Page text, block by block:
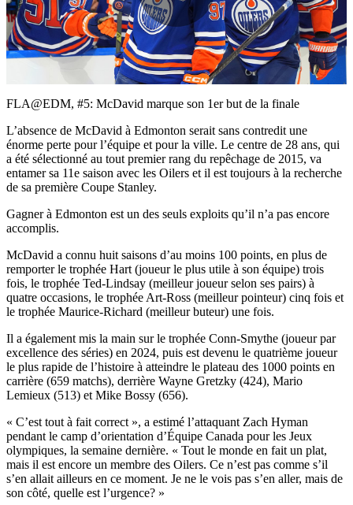
Play
Video
FLA@EDM, #5: McDavid marque son 1er but de la finale
L’absence de McDavid à Edmonton serait sans contredit une
énorme perte pour l’équipe et pour la ville. Le centre de 28 ans, qui
a été sélectionné au tout premier rang du repêchage de 2015, va
entamer sa 11e saison avec les Oilers et il est toujours à la recherche
de sa première Coupe Stanley.
Gagner à Edmonton est un des seuls exploits qu’il n’a pas encore
accomplis.
McDavid a connu huit saisons d’au moins 100 points, en plus de
remporter le trophée Hart (joueur le plus utile à son équipe) trois
fois, le trophée Ted-Lindsay (meilleur joueur selon ses pairs) à
quatre occasions, le trophée Art-Ross (meilleur pointeur) cinq fois et
le trophée Maurice-Richard (meilleur buteur) une fois.
Il a également mis la main sur le trophée Conn-Smythe (joueur par
excellence des séries) en 2024, puis est devenu le quatrième joueur
le plus rapide de l’histoire à atteindre le plateau des 1000 points en
carrière (659 matchs), derrière Wayne Gretzky (424), Mario
Lemieux (513) et Mike Bossy (656).
« C’est tout à fait correct », a estimé l’attaquant Zach Hyman
pendant le camp d’orientation d’Équipe Canada pour les Jeux
olympiques, la semaine dernière. « Tout le monde en fait un plat,
mais il est encore un membre des Oilers. Ce n’est pas comme s’il
s’en allait ailleurs en ce moment. Je ne le vois pas s’en aller, mais de
son côté, quelle est l’urgence? »